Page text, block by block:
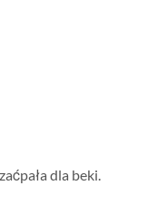
dla beki.